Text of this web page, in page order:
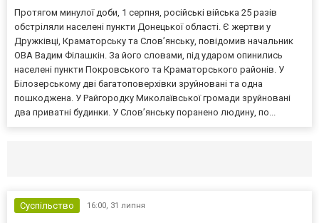
Протягом минулої доби, 1 серпня, російські війська 25 разів
обстріляли населені пункти Донецької області. Є жертви у
Дружківці, Краматорську та Слов’янську, повідомив начальник
ОВА Вадим Філашкін. За його словами, під ударом опинились
населені пункти Покровського та Краматорського районів. У
Білозерському дві багатоповерхівки зруйновані та одна
пошкоджена. У Райгородку Миколаївської громади зруйновані
два приватні будинки. У Слов’янську поранено людину, по...
Суспільство 16:00, 31 липня